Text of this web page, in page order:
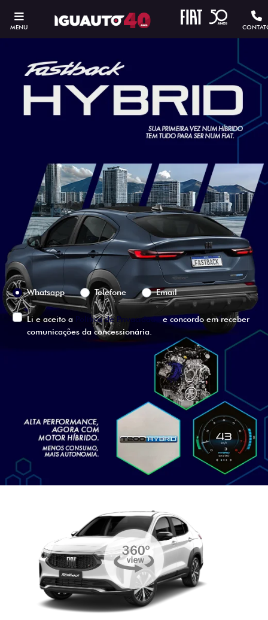
MENU
ESTOU INTERESSADO
Versão escolhida
Preferência de contato:
Whatsapp
Telefone Email
Li e aceito a Política de Privacidade
e concordo em receber
comunicações da concessionária.
ENTRAR EM CONTATO
VISUALIZE O
VEÍCULO EM
360°